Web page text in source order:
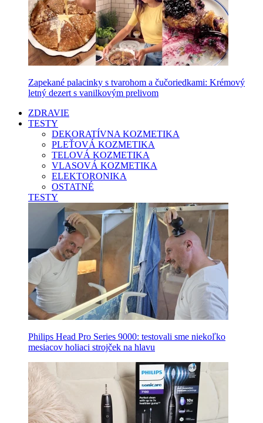
Zapekané palacinky s tvarohom a čučoriedkami: Krémový
letný dezert s vanilkovým prelivom
ZDRAVIE
TESTY
DEKORATÍVNA KOZMETIKA
PLEŤOVÁ KOZMETIKA
TELOVÁ KOZMETIKA
VLASOVÁ KOZMETIKA
ELEKTORONIKA
OSTATNÉ
TESTY
Philips Head Pro Series 9000: testovali sme niekoľko
mesiacov holiaci strojček na hlavu